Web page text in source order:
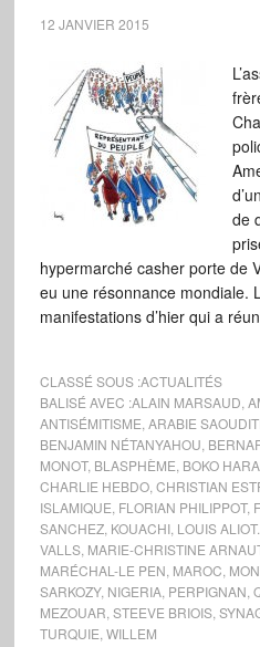
12 JANVIER 2015
de
hypermarché casher porte de
eu une résonnance mondiale.
manifestations d’hier qui a
CLASSÉ SOUS :ACTUALITÉS
BALISÉ AVEC :ALAIN MARSAUD
ANTISÉMITISME ARABIE
BENJAMIN NÉTANYAHOU
MONOT, BLASPHÈME BOKO
CHARLIE HEBDO, CHRISTIAN
ISLAMIQUE FLORIAN PHILIPPOT,
SANCHEZ, KOUACHI, LOUIS ALIOT.
VALLS, MARIE-CHRISTINE
MARÉCHAL-LE PEN MAROC
SARKOZY, NIGERIA, PERPIGNAN
MEZOUAR STEEVE BRIOIS,
TURQUIE WILLEM